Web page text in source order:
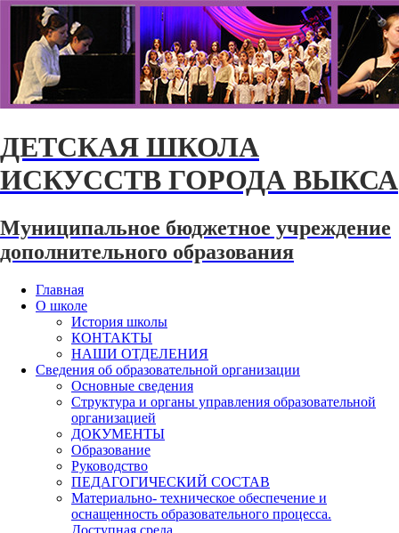
ДЕТСКАЯ ШКОЛА
ИСКУССТВ ГОРОДА ВЫКСА
Муниципальное бюджетное учреждение
дополнительного образования
Главная
О школе
История школы
КОНТАКТЫ
НАШИ ОТДЕЛЕНИЯ
Сведения об образовательной организации
Основные сведения
Структура и органы управления образовательной
организацией
ДОКУМЕНТЫ
Образование
Руководство
ПЕДАГОГИЧЕСКИЙ СОСТАВ
Материально- техническое обеспечение и
оснащенность образовательного процесса.
Доступная среда